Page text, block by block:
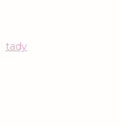
tady